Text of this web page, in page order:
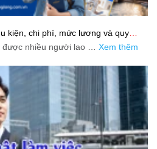
kiện, chi phí, mức lương và quy
được nhiều người lao … Xem thêm